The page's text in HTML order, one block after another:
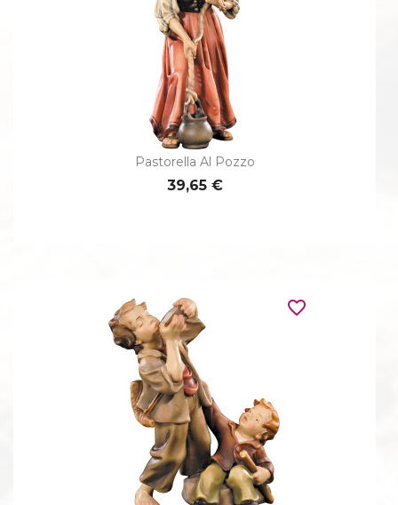
Pastorella Al Pozzo
39,65 €
favorite_border